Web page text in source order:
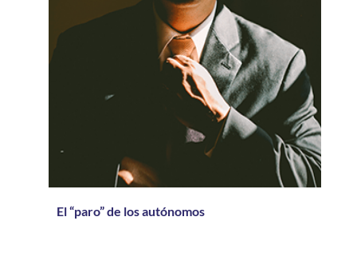
El “paro” de los autónomos